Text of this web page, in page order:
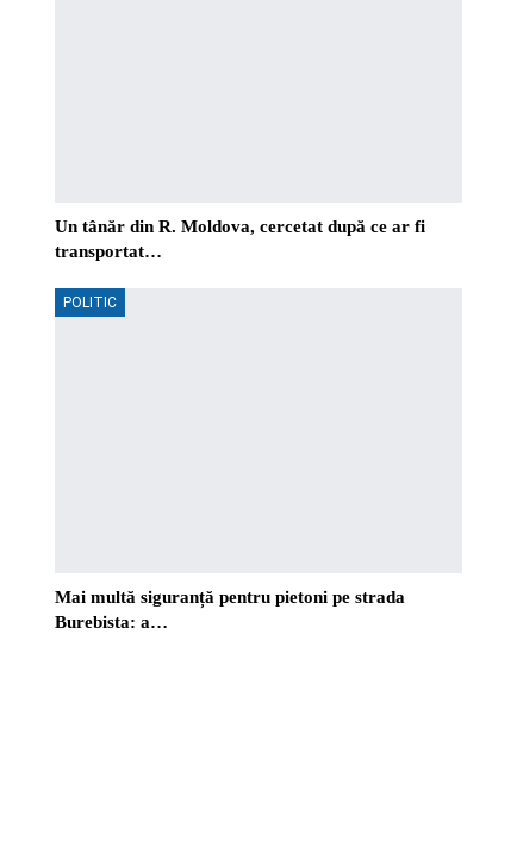
Un tânăr din R. Moldova, cercetat după ce ar fi
transportat…
POLITIC
Mai multă siguranță pentru pietoni pe strada
Burebista: a…